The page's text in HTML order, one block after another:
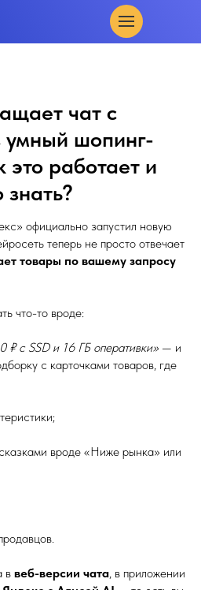
чат с
умный шопинг-
это работает и
официально запустил новую
теперь не просто отвечает
товары по вашему запросу
что-то вроде:
с SSD и 16 ГБ оперативки» — и
с карточками товаров, где
вроде «Ниже рынка» или
в веб-версии чата, в приложении